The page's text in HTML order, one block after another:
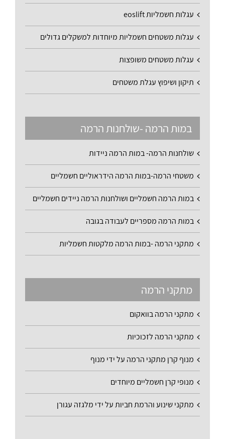
עגלות חשמליות eoslift
עגלות משטחים חשמליות מיוחדות למשקלים גדולים
עגלות משטחים משופצות
תיקון ושיפוץ עגלת משטחים
במות הרמה -שולחנות הרמה
שולחנות הרמה- במות הרמה ניידות
משטחי הרמה-במות הרמה הידראוליים חשמליים
במות הרמה חשמליים ושולחנות הרמה ניידים חשמליים
במות הרמה מספריים לעבודה בגובה
מתקני הרמה -במות הרמה מלקטות חשמליות
מתקני הרמה
מתקני הרמה בוואקום
מתקני הרמה לזכוכיות
מנוף קרן מתקני הרמה על ידי מנוף
מנופי קרן חשמליים מיוחדים
מתקני שינוע והרמת חביות על ידי מלגזה עגורן